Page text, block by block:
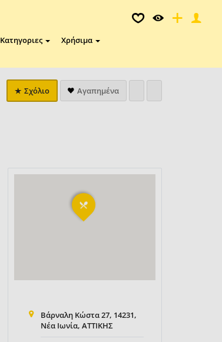
Κατηγοριες Χρήσιμα
Σχόλιο Αγαπημένα
Βάρναλη Κώστα 27, 14231,
Νέα Ιωνία, ΑΤΤΙΚΗΣ